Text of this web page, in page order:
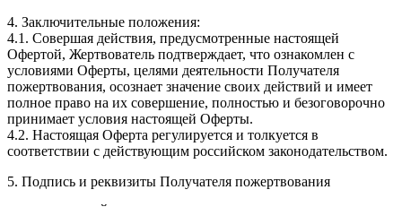
4. Заключительные положения:
4.1. Совершая действия, предусмотренные настоящей
Офертой, Жертвователь подтверждает, что ознакомлен с
условиями Оферты, целями деятельности Получателя
пожертвования, осознает значение своих действий и имеет
полное право на их совершение, полностью и безоговорочно
принимает условия настоящей Оферты.
4.2. Настоящая Оферта регулируется и толкуется в
соответствии с действующим российском законодательством.
5. Подпись и реквизиты Получателя пожертвования